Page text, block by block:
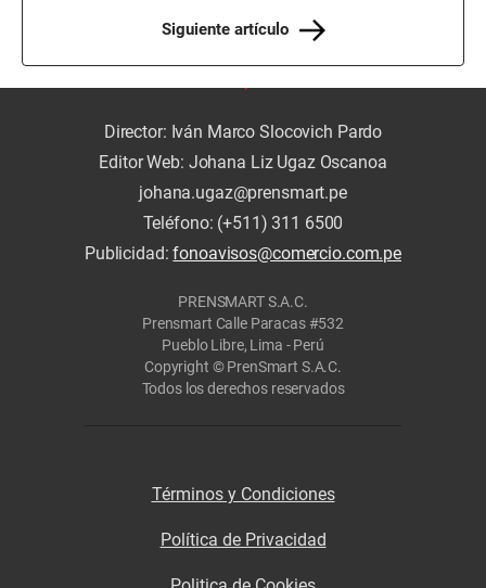
Siguiente artículo
Director: Iván Marco Slocovich Pardo
Editor Web: Johana Liz Ugaz Oscanoa
johana.ugaz@prensmart.pe
Teléfono: (+511) 311 6500
Publicidad:fonoavisos@comercio.com.pe
PRENSMART S.A.C.
Prensmart Calle Paracas #532
Pueblo Libre, Lima - Perú
Copyright © PrenSmart S.A.C.
Todos los derechos reservados
Términos y Condiciones
Política de Privacidad